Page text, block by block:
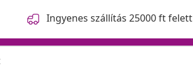
Ingyenes szállítás 25000 ft felett